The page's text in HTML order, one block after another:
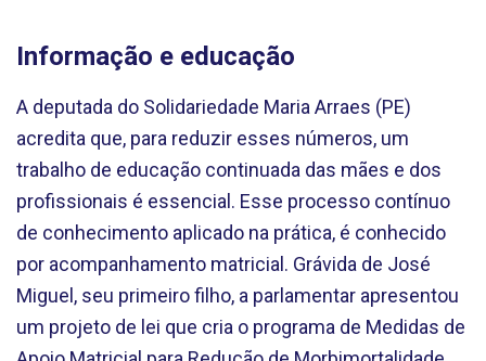
Informação e educação
A deputada do Solidariedade Maria Arraes (PE)
acredita que, para reduzir esses números, um
trabalho de educação continuada das mães e dos
profissionais é essencial. Esse processo contínuo
de conhecimento aplicado na prática, é conhecido
por acompanhamento matricial. Grávida de José
Miguel, seu primeiro filho, a parlamentar apresentou
um projeto de lei que cria o programa de Medidas de